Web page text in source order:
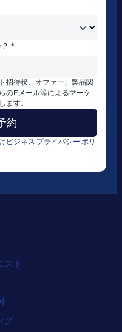
*
招待状、オファー、製品関
のEメール等によるマーケ
ます。
ビジネス プライバシー ポリ
スト
グ